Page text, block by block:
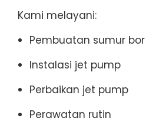
Kami melayani:
Pembuatan sumur bor
Instalasi jet pump
Perbaikan jet pump
Perawatan rutin